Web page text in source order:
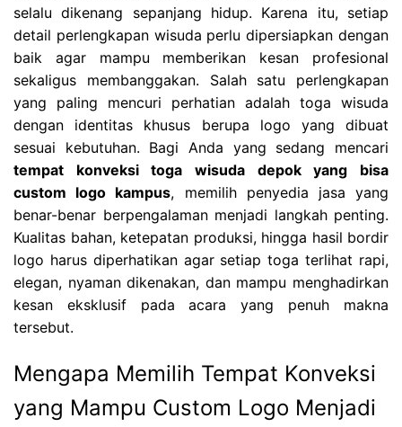
selalu dikenang sepanjang hidup. Karena itu, setiap
detail perlengkapan wisuda perlu dipersiapkan dengan
baik agar mampu memberikan kesan profesional
sekaligus membanggakan. Salah satu perlengkapan
yang paling mencuri perhatian adalah toga wisuda
dengan identitas khusus berupa logo yang dibuat
sesuai kebutuhan. Bagi Anda yang sedang mencari
tempat konveksi toga wisuda depok yang bisa
custom logo kampus, memilih penyedia jasa yang
benar-benar berpengalaman menjadi langkah penting.
Kualitas bahan, ketepatan produksi, hingga hasil bordir
logo harus diperhatikan agar setiap toga terlihat rapi,
elegan, nyaman dikenakan, dan mampu menghadirkan
kesan eksklusif pada acara yang penuh makna
tersebut.
Mengapa Memilih Tempat Konveksi
yang Mampu Custom Logo Menjadi